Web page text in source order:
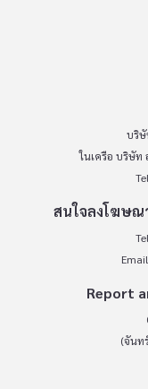
บริษั
ในเครือ บริษัท
สนใจลงโฆษณ
Report
(จันท